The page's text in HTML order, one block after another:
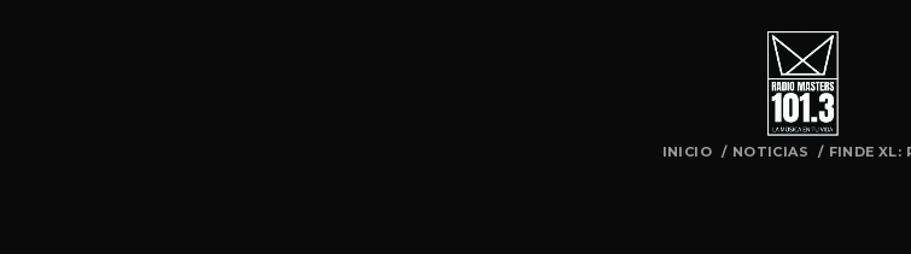
INICIO / NOTICIAS / FINDE XL: